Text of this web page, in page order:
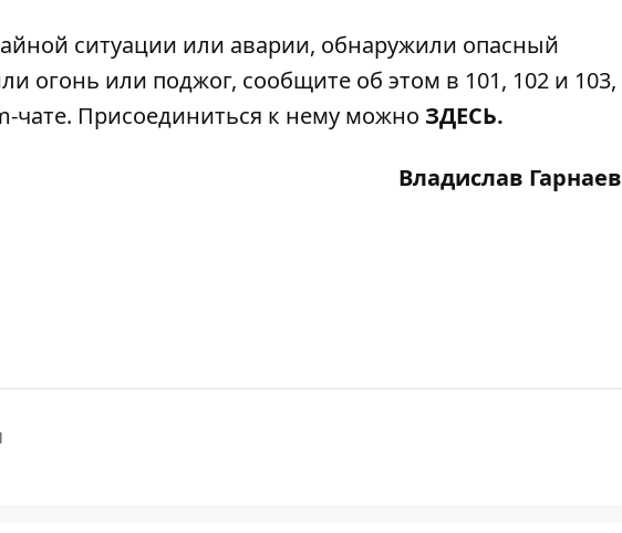
ситуации или аварии, обнаружили опасный
огонь или поджог, сообщите об этом в 101, 102 и 103,
чате. Присоединиться к нему можно ЗДЕСЬ.
Владислав Гарнаев